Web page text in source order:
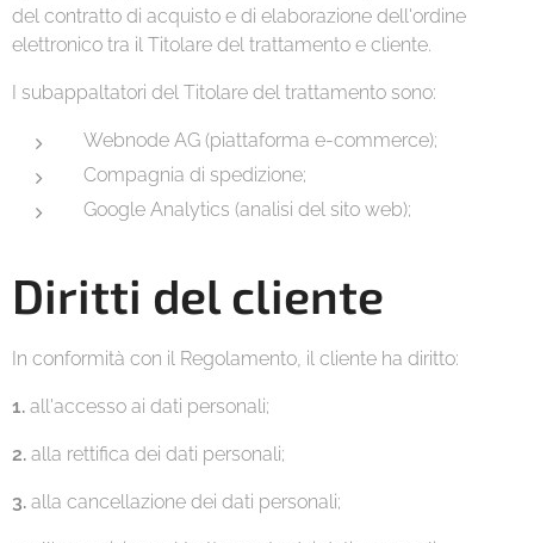
del contratto di acquisto e di elaborazione dell'ordine
elettronico tra il Titolare del trattamento e cliente.
I subappaltatori del Titolare del trattamento sono:
Webnode AG (piattaforma e-commerce);
Compagnia di spedizione;
Google Analytics (analisi del sito web);
Diritti del cliente
In conformità con il Regolamento, il cliente ha diritto:
1. all'accesso ai dati personali;
2. alla rettifica dei dati personali;
3. alla cancellazione dei dati personali;